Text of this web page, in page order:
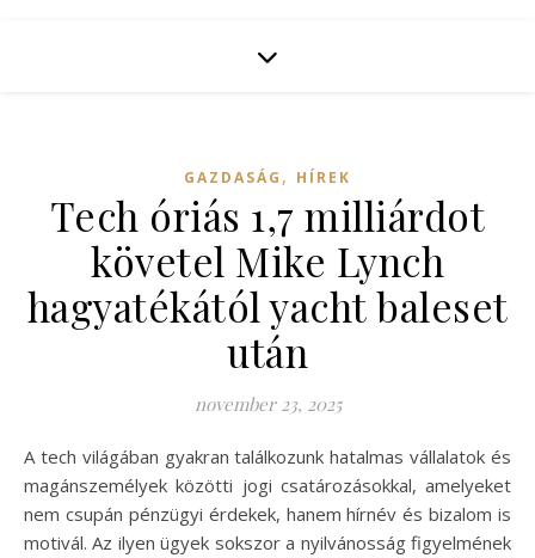
GAZDASÁG , HÍREK
Tech óriás 1,7 milliárdot
követel Mike Lynch
hagyatékától yacht baleset
után
november 23, 2025
A tech világában gyakran találkozunk hatalmas vállalatok és
magánszemélyek közötti jogi csatározásokkal, amelyeket
nem csupán pénzügyi érdekek, hanem hírnév és bizalom is
motivál. Az ilyen ügyek sokszor a nyilvánosság figyelmének